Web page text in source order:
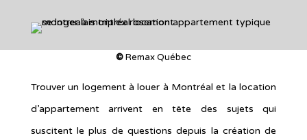
©Remax Québec
Trouver un logement à louer à Montréal et la location
d’appartement arrivent en tête des sujets qui
suscitent le plus de questions depuis la création de